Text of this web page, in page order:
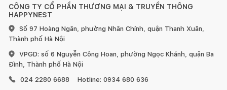
CÔNG TY CỔ PHẦN THƯƠNG MẠI & TRUYỀN THÔNG
HAPPYNEST
Số 97 Hoàng Ngân, phường Nhân Chính, quận Thanh Xuân,
Thành phố Hà Nội
VPGD: số 6 Nguyễn Công Hoan, phường Ngọc Khánh, quận Ba
Đình, Thành phố Hà Nội
024 2280 6688
Hotline: 0934 680 636